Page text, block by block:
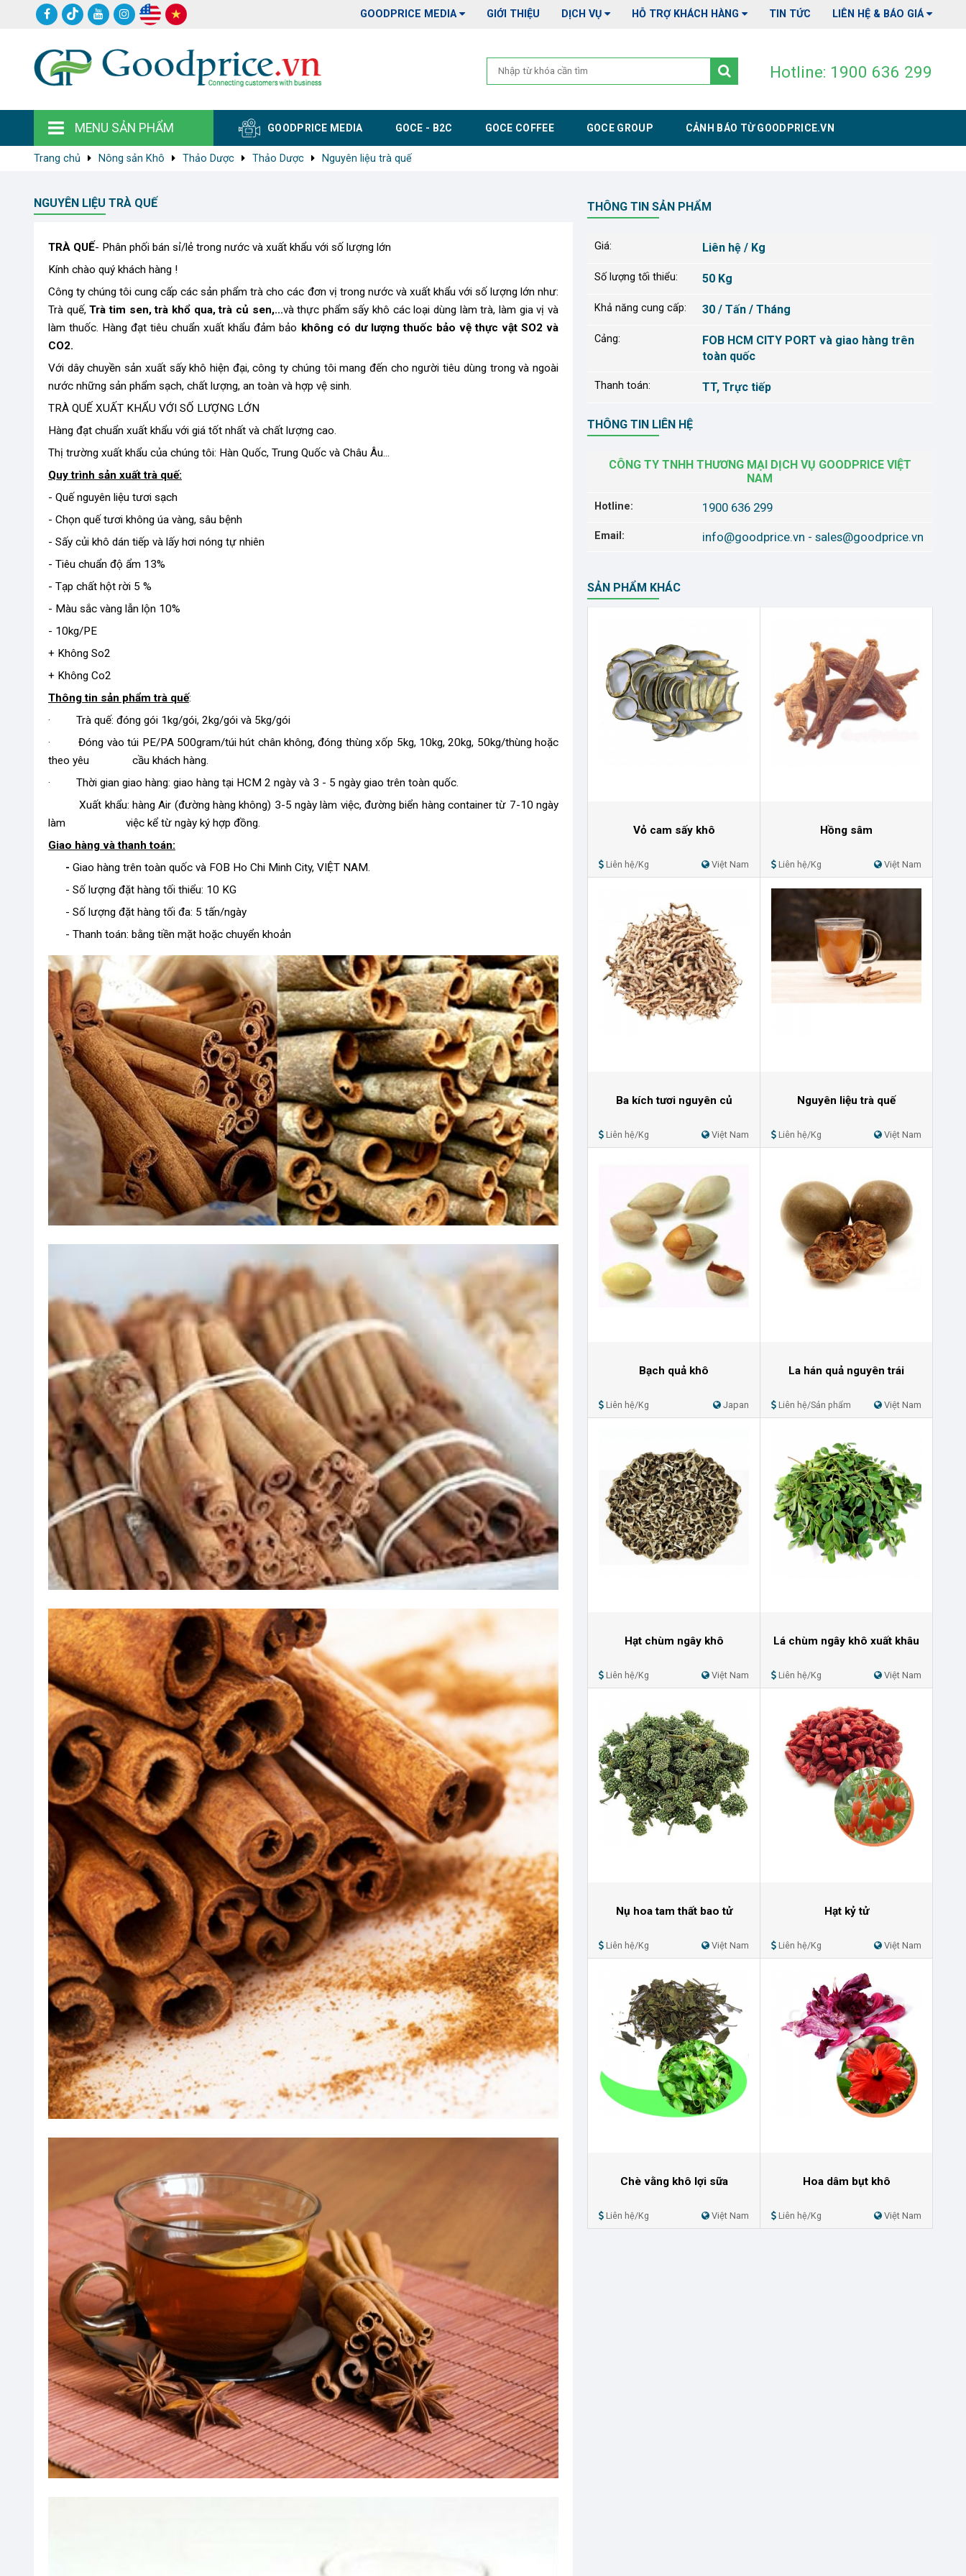
GOODPRICE MEDIA GIỚI THIỆU DỊCH VỤ HỖ TRỢ KHÁCH HÀNG TIN TỨC LIÊN HỆ & BÁO GIÁ
Hotline: 1900 636 299
MENU SẢN PHẨM GOODPRICE MEDIA GOCE - B2C GOCE COFFEE GOCE GROUP CẢNH BÁO TỪ GOODPRICE.VN
Trang chủ Nông sản Khô Thảo Dược Thảo Dược Nguyên liệu trà quế
NGUYÊN LIỆU TRÀ QUẾ
TRÀ QUẾ- Phân phối bán sỉ/lẻ trong nước và xuất khẩu với số lượng lớn
Kính chào quý khách hàng !
Công ty chúng tôi cung cấp các sản phẩm trà cho các đơn vị trong nước và xuất khẩu với số lượng lớn như:
Trà quế,Trà tim sen, trà khổ qua, trà củ sen,...và thực phẩm sấy khô các loại dùng làm trà, làm gia vị và
làm thuốc. Hàng đạt tiêu chuẩn xuất khẩu đảm bảo không có dư lượng thuốc bảo vệ thực vật SO2 và
CO2.
Với dây chuyền sản xuất sấy khô hiện đại, công ty chúng tôi mang đến cho người tiêu dùng trong và ngoài
nước những sản phẩm sạch, chất lượng, an toàn và hợp vệ sinh.
TRÀ QUẾ XUẤT KHẨU VỚI SỐ LƯỢNG LỚN
Hàng đạt chuẩn xuất khẩu với giá tốt nhất và chất lượng cao.
Thị trường xuất khẩu của chúng tôi: Hàn Quốc, Trung Quốc và Châu Âu...
Quy trình sản xuất trà quế:
- Quế nguyên liệu tươi sạch
- Chọn quế tươi không úa vàng, sâu bệnh
- Sấy củi khô dán tiếp và lấy hơi nóng tự nhiên
- Tiêu chuẩn độ ẩm 13%
- Tạp chất hột rời 5 %
- Màu sắc vàng lẫn lộn 10%
- 10kg/PE
+ Không So2
+ Không Co2
Thông tin sản phẩm trà quế:
· Trà quế: đóng gói 1kg/gói, 2kg/gói và 5kg/gói
· Đóng vào túi PE/PA 500gram/túi hút chân không, đóng thùng xốp 5kg, 10kg, 20kg, 50kg/thùng hoặc
theo yêu cầu khách hàng.
· Thời gian giao hàng: giao hàng tại HCM 2 ngày và 3 - 5 ngày giao trên toàn quốc.
Xuất khẩu: hàng Air (đường hàng không) 3-5 ngày làm việc, đường biển hàng container từ 7-10 ngày
làm việc kể từ ngày ký hợp đồng.
Giao hàng và thanh toán:
- Giao hàng trên toàn quốc và FOB Ho Chi Minh City, VIỆT NAM.
- Số lượng đặt hàng tối thiểu: 10 KG
- Số lượng đặt hàng tối đa: 5 tấn/ngày
- Thanh toán: bằng tiền mặt hoặc chuyển khoản
THÔNG TIN SẢN PHẨM
Giá: Liên hệ / Kg
Số lượng tối thiểu: 50 Kg
Khả năng cung cấp: 30 / Tấn / Tháng
Cảng:
FOB HCM CITY PORT và giao hàng trên
toàn quốc
Thanh toán: TT, Trực tiếp
THÔNG TIN LIÊN HỆ
CÔNG TY TNHH THƯƠNG MẠI DỊCH VỤ GOODPRICE VIỆT
NAM
Hotline: 1900 636 299
Email: info@goodprice.vn - sales@goodprice.vn
SẢN PHẨM KHÁC
Vỏ cam sấy khô
Liên hệ/Kg Việt Nam
Hồng sâm
Liên hệ/Kg Việt Nam
Ba kích tươi nguyên củ
Liên hệ/Kg Việt Nam
Nguyên liệu trà quế
Liên hệ/Kg Việt Nam
Bạch quả khô
Liên hệ/Kg Japan
La hán quả nguyên trái
Liên hệ/Sản phẩm Việt Nam
Hạt chùm ngây khô
Liên hệ/Kg Việt Nam
Lá chùm ngây khô xuất khâu
Liên hệ/Kg Việt Nam
Nụ hoa tam thất bao tử
Liên hệ/Kg Việt Nam
Hạt kỷ tử
Liên hệ/Kg Việt Nam
Chè vằng khô lợi sữa
Liên hệ/Kg Việt Nam
Hoa dâm bụt khô
Liên hệ/Kg Việt Nam